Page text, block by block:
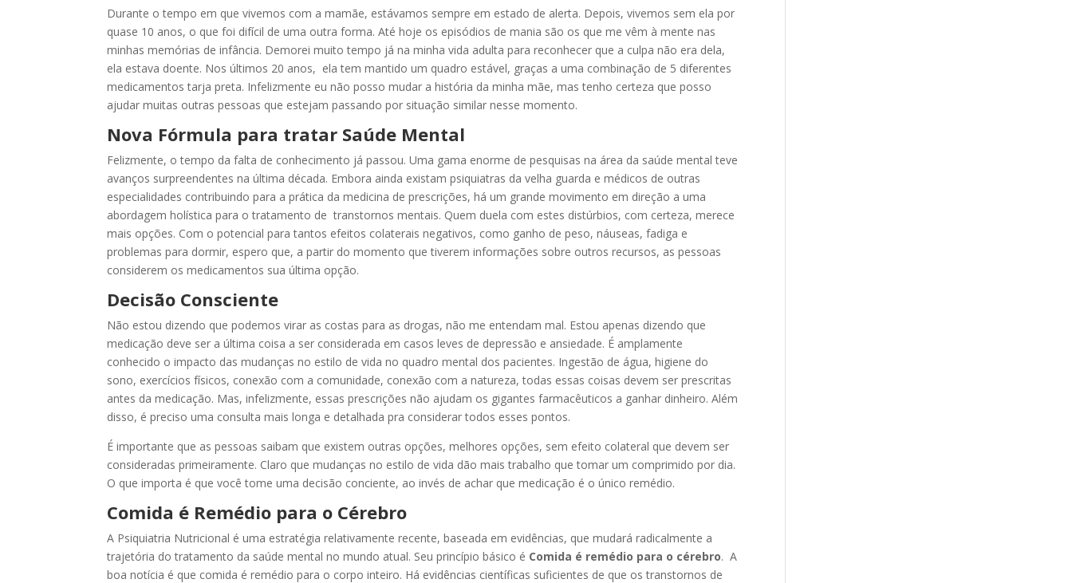
Durante o tempo em que vivemos com a mamãe, estávamos sempre em estado de alerta. Depois, vivemos sem ela por
quase 10 anos, o que foi difícil de uma outra forma. Até hoje os episódios de mania são os que me vêm à mente nas
minhas memórias de infância. Demorei muito tempo já na minha vida adulta para reconhecer que a culpa não era dela,
ela estava doente. Nos últimos 20 anos, ela tem mantido um quadro estável, graças a uma combinação de 5 diferentes
medicamentos tarja preta. Infelizmente eu não posso mudar a história da minha mãe, mas tenho certeza que posso
ajudar muitas outras pessoas que estejam passando por situação similar nesse momento.
Nova Fórmula para tratar Saúde Mental
Felizmente, o tempo da falta de conhecimento já passou. Uma gama enorme de pesquisas na área da saúde mental teve
avanços surpreendentes na última década. Embora ainda existam psiquiatras da velha guarda e médicos de outras
especialidades contribuindo para a prática da medicina de prescrições, há um grande movimento em direção a uma
abordagem holística para o tratamento de transtornos mentais. Quem duela com estes distúrbios, com certeza, merece
mais opções. Com o potencial para tantos efeitos colaterais negativos, como ganho de peso, náuseas, fadiga e
problemas para dormir, espero que, a partir do momento que tiverem informações sobre outros recursos, as pessoas
considerem os medicamentos sua última opção.
Decisão Consciente
Não estou dizendo que podemos virar as costas para as drogas, não me entendam mal. Estou apenas dizendo que
medicação deve ser a última coisa a ser considerada em casos leves de depressão e ansiedade. É amplamente
conhecido o impacto das mudanças no estilo de vida no quadro mental dos pacientes. Ingestão de água, higiene do
sono, exercícios físicos, conexão com a comunidade, conexão com a natureza, todas essas coisas devem ser prescritas
antes da medicação. Mas, infelizmente, essas prescrições não ajudam os gigantes farmacêuticos a ganhar dinheiro. Além
disso, é preciso uma consulta mais longa e detalhada pra considerar todos esses pontos.
É importante que as pessoas saibam que existem outras opções, melhores opções, sem efeito colateral que devem ser
consideradas primeiramente. Claro que mudanças no estilo de vida dão mais trabalho que tomar um comprimido por dia.
O que importa é que você tome uma decisão conciente, ao invés de achar que medicação é o único remédio.
Comida é Remédio para o Cérebro
A Psiquiatria Nutricional é uma estratégia relativamente recente, baseada em evidências, que mudará radicalmente a
trajetória do tratamento da saúde mental no mundo atual. Seu princípio básico é Comida é remédio para o cérebro. A
boa notícia é que comida é remédio para o corpo inteiro. Há evidências científicas suficientes de que os transtornos de